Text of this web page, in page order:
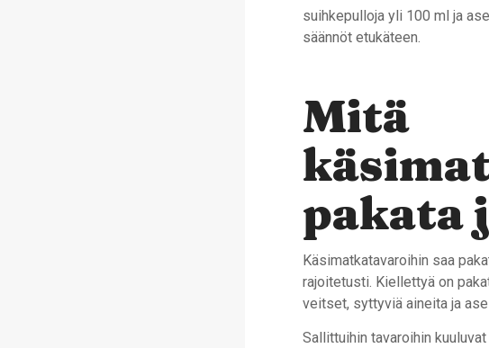
suihkepulloja yli 100 ml ja
säännöt etukäteen.
Mitä
pakata
Käsimatkatavaroihin saa
rajoitetusti. Kiellettyä on
veitset, syttyviä aineita ja
Sallittuihin tavaroihin